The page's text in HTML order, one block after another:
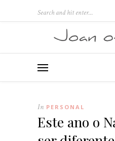
In PERSONAL
Este ano o